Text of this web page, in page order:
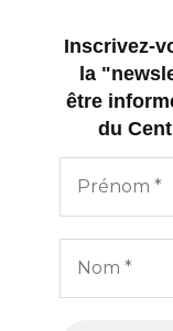
Inscrivez-
la
être
du